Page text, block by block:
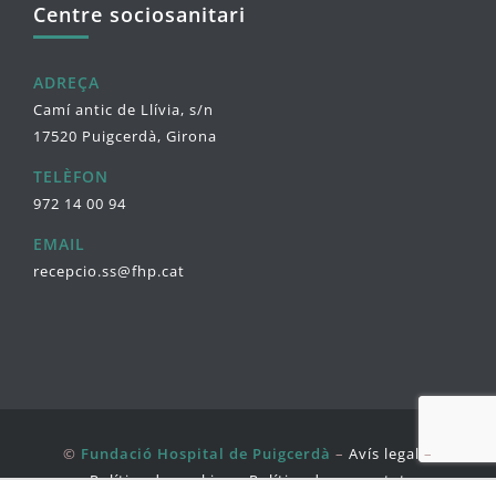
Centre sociosanitari
ADREÇA
Camí antic de Llívia, s/n
17520 Puigcerdà, Girona
TELÈFON
972 14 00 94
EMAIL
recepcio.ss@fhp.cat
© Fundació Hospital de Puigcerdà – Avís legal –